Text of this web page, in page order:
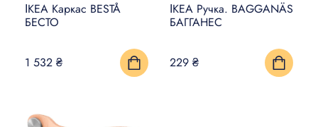
ІКЕА Каркас BESTÅ
БЕСТО
1 532 ₴
ІКЕА Ручка. BAGGANÄS
БАГГАНЕС
229 ₴